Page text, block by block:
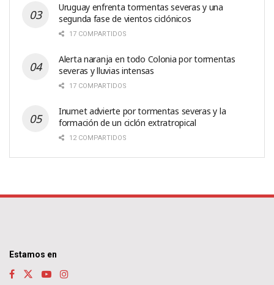
Uruguay enfrenta tormentas severas y una
segunda fase de vientos ciclónicos
17 COMPARTIDOS
Alerta naranja en todo Colonia por tormentas
severas y lluvias intensas
17 COMPARTIDOS
Inumet advierte por tormentas severas y la
formación de un ciclón extratropical
12 COMPARTIDOS
Estamos en